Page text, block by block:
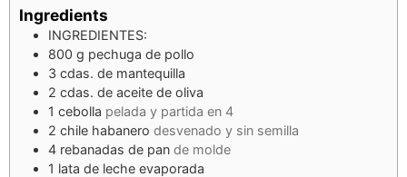
Ingredients
INGREDIENTES:
800 g pechuga de pollo
3 cdas. de mantequilla
2 cdas. de aceite de oliva
1 cebolla pelada y partida en 4
2 chile habanero desvenado y sin semilla
4 rebanadas de pan de molde
1 lata de leche evaporada